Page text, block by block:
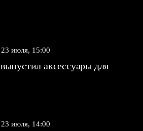
23 июля, 15:00
аксессуары для
23 июля, 14:00